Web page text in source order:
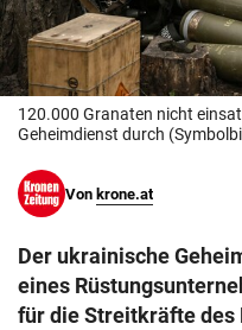
© Krone Multimedia GmbH
Muthgasse 2, 1190 Wien
120.000 Granaten nicht
Geheimdienst durch
Von krone.at
Der ukrainische
eines
für die Streitkräfte des